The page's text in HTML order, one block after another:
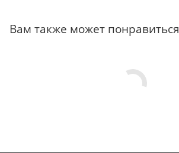
Вам также может понравиться